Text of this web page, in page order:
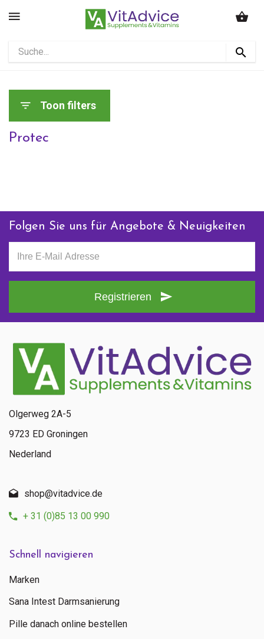
Toon filters
Protec
Folgen Sie uns für Angebote & Neuigkeiten
Registrieren
Schnell navigieren
Marken
Sana Intest Darmsanierung
Pille danach online bestellen
Olgerweg 2A-5
9723 ED Groningen
Nederland
shop@vitadvice.de
+ 31 (0)85 13 00 990